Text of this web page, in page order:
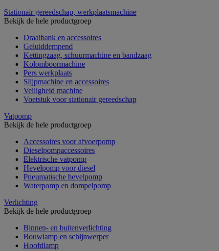
Stationair gereedschap, werkplaatsmachine
Bekijk de hele productgroep
Draaibank en accessoires
Geluiddempend
Kettingzaag, schuurmachine en bandzaag
Kolomboormachine
Pers werkplaats
Slijpmachine en accessoires
Veiligheid machine
Voetstuk voor stationair gereedschap
Vatpomp
Bekijk de hele productgroep
Accessoires voor afvoerpomp
Dieselpompaccessoires
Elektrische vatpomp
Hevelpomp voor diesel
Pneumatische hevelpomp
Waterpomp en dompelpomp
Verlichting
Bekijk de hele productgroep
Binnen- en buitenverlichting
Bouwlamp en schijnwerper
Hoofdlamp